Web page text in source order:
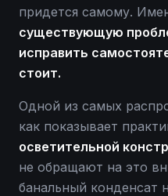
придется самому.
существующую
исправить
стоит.
Одной из самых
как показывает
осветительной
не обращают на это
банальный конденсат